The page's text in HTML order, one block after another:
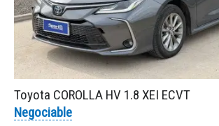
Toyota COROLLA HV 1.8 XEI ECVT
Negociable